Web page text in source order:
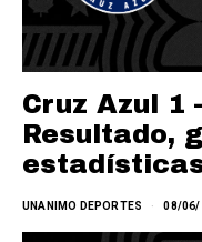
Cruz Azul 1
Resultado,
UNANIMO DEPORTES 08/06/